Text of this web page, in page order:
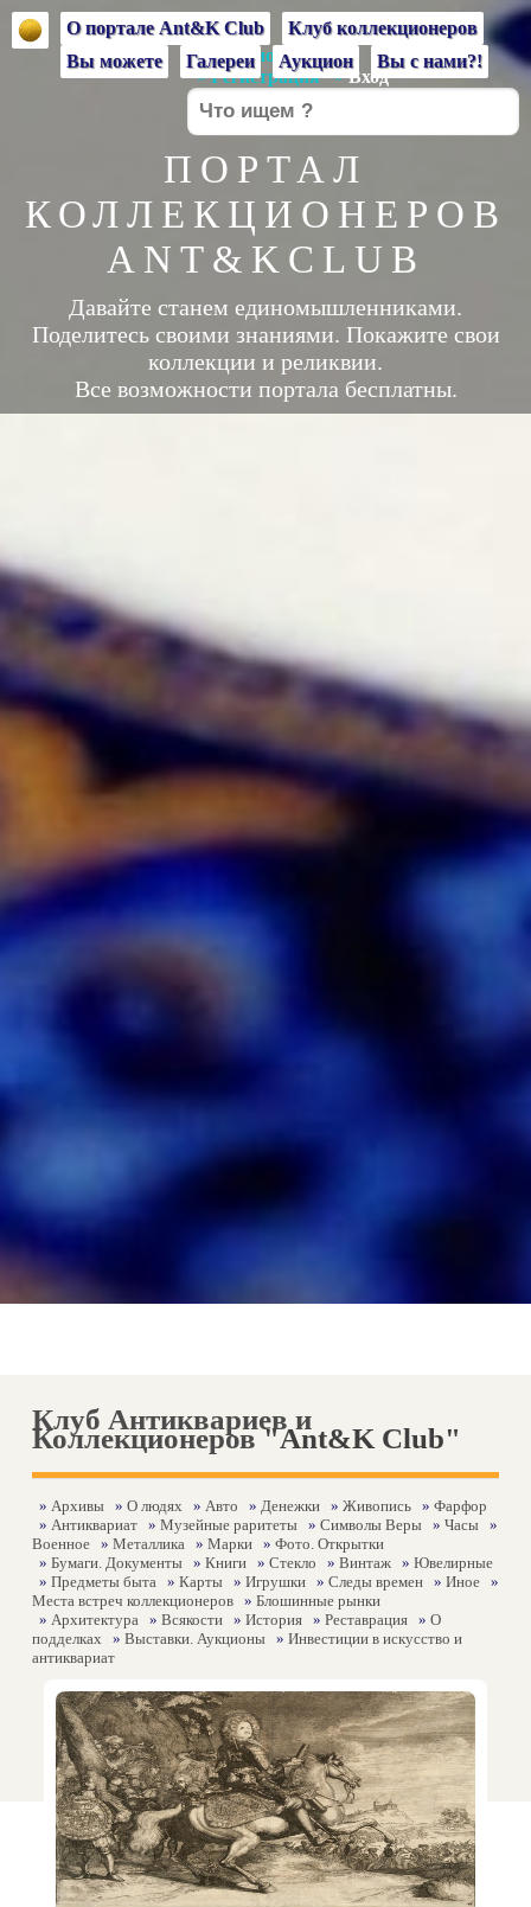
О портале Ant&K Club
Клуб коллекционеров
Вы можете
Галереи Аукцион Вы с нами?!
Доброй ночи, Гость!
»Регистрация»Вход
ПОРТАЛ
КОЛЛЕКЦИОНЕРОВ
ANT&KCLUB
Давайте станем единомышленниками.
Поделитесь своими знаниями. Покажите свои
коллекции и реликвии.
Все возможности портала бесплатны.
Клуб Антиквариев и
Коллекционеров"Ant&K Club"
» Архивы » О людях » Авто » Денежки » Живопись » Фарфор
» Антиквариат » Музейные раритеты » Символы Веры » Часы »
Военное » Металлика » Марки » Фото. Открытки
» Бумаги. Документы » Книги » Стекло » Винтаж » Ювелирные
» Предметы быта » Карты » Игрушки » Следы времен » Иное »
Места встреч коллекционеров » Блошинные рынки
» Архитектура » Всякости » История » Реставрация » О
подделках » Выставки. Аукционы » Инвестиции в искусство и
антиквариат